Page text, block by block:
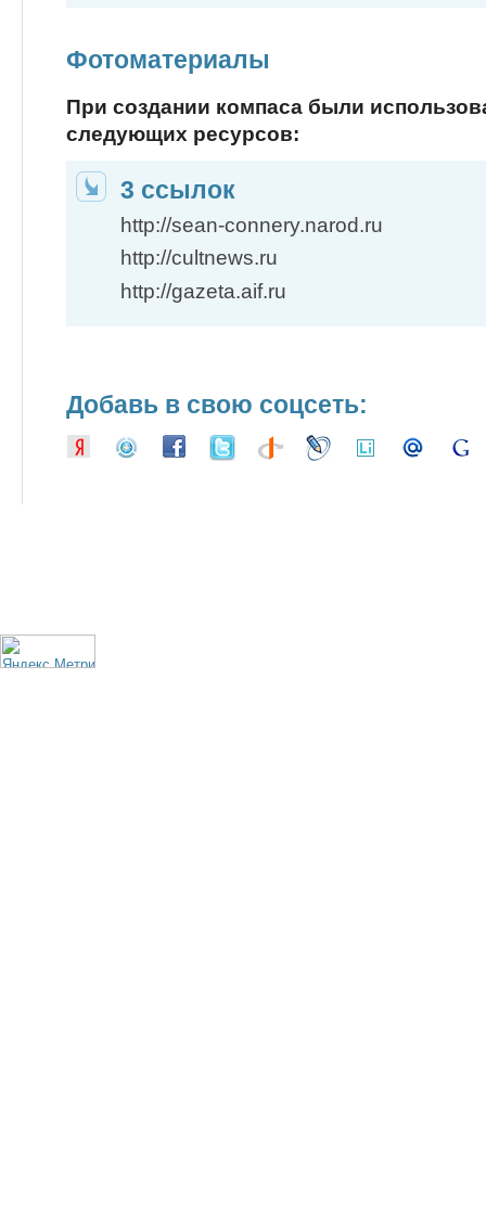
Фотоматериалы
При создании компаса были
следующих ресурсов:
3 ссылок
http://sean-connery.narod.ru
http://cultnews.ru
http://gazeta.aif.ru
Добавь в свою соцсеть: